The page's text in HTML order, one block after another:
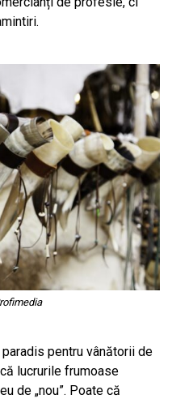
pentru vânătorii de
lucrurile frumoase
de „nou”. Poate că